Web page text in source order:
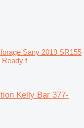
Sany 2019 SR155
Ready f
Kelly Bar 377-